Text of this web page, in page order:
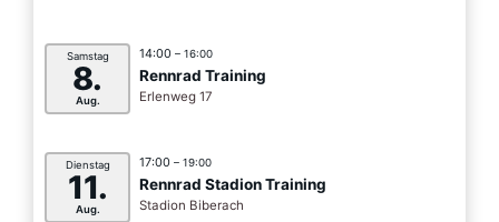
Samstag
8.
Aug.
14:00 – 16:00
Rennrad Training
Erlenweg 17
Dienstag
11.
Aug.
17:00 – 19:00
Rennrad Stadion Training
Stadion Biberach